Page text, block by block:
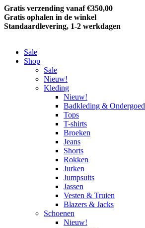
Gratis verzending vanaf €350,00
Gratis ophalen in de winkel
Standaardlevering, 1-2 werkdagen
Sale
Shop
Sale
Nieuw!
Kleding
Nieuw!
Badkleding & Ondergoed
Tops
T-shirts
Broeken
Jeans
Shorts
Rokken
Jurken
Jumpsuits
Jassen
Vesten & Truien
Blazers & Jacks
Schoenen
Nieuw!